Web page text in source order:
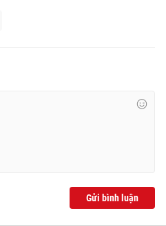
Gửi bình luận